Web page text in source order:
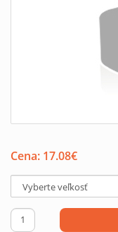
Cena: 17.08€